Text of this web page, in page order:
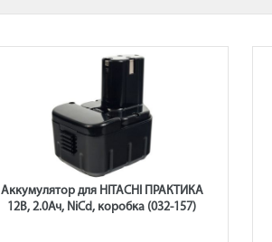
Аккумулятор для HITACHI ПРАКТИКА
12В, 2.0Ач, NiCd, коробка (032-157)